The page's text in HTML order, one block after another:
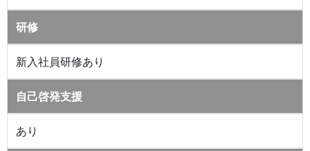
研修
新入社員研修あり
自己啓発支援
あり